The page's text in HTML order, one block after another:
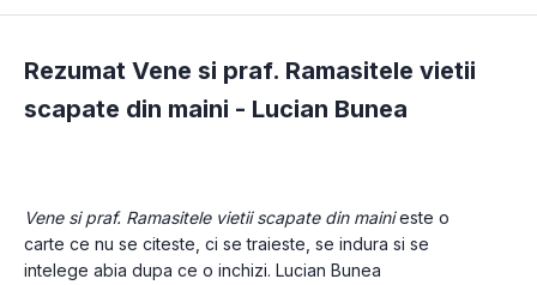
Rezumat Vene si praf. Ramasitele vietii
scapate din maini - Lucian Bunea
Vene si praf. Ramasitele vietii scapate din maini este o
carte ce nu se citeste, ci se traieste, se indura si se
intelege abia dupa ce o inchizi. Lucian Bunea